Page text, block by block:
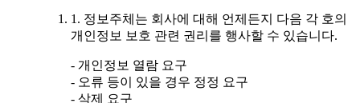
1. 정보주체는 회사에 대해 언제든지 다음 각 호의
개인정보 보호 관련 권리를 행사할 수 있습니다.
- 개인정보 열람 요구
- 오류 등이 있을 경우 정정 요구
- 삭제 요구